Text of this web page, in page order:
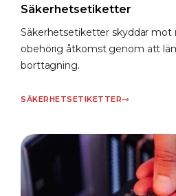
Säkerhetsetiketter
Säkerhetsetiketter skyddar mot
obehörig åtkomst genom att
borttagning.
SÄKERHETSETIKETTER